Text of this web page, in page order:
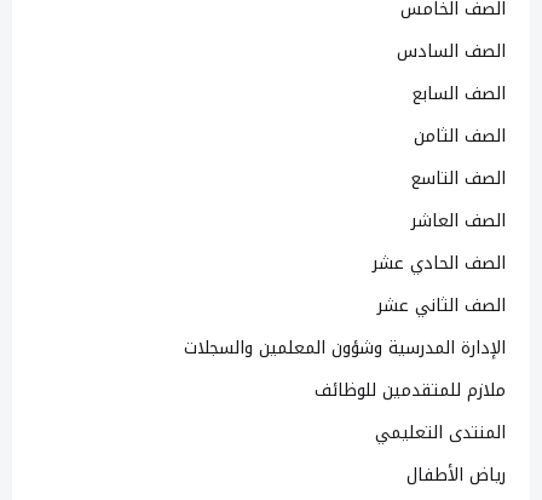
الصف الخامس
الصف السادس
الصف السابع
الصف الثامن
الصف التاسع
الصف العاشر
الصف الحادي عشر
الصف الثاني عشر
الإدارة المدرسية وشؤون المعلمين والسجلات
ملازم للمتقدمين للوظائف
المنتدى التعليمي
رياض الأطفال